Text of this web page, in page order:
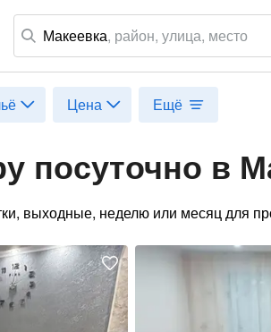
Макеевка, район, улица, место
Цена Ещё
посуточно в
выходные, неделю или месяц для